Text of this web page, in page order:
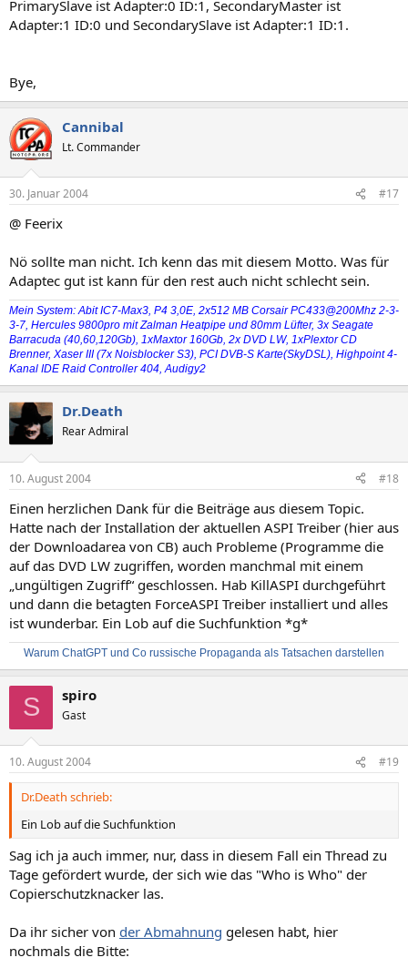
PrimarySlave ist Adapter:0 ID:1, SecondaryMaster ist
Adapter:1 ID:0 und SecondarySlave ist Adapter:1 ID:1.
Bye,
Cannibal
Lt. Commander
30. Januar 2004 #17
@ Feerix
Nö sollte man nicht. Ich kenn das mit diesem Motto. Was für
Adaptec gut ist kann für den rest auch nicht schlecht sein.
Mein System: Abit IC7-Max3, P4 3,0E, 2x512 MB Corsair PC433@200Mhz 2-3-
3-7, Hercules 9800pro mit Zalman Heatpipe und 80mm Lüfter, 3x Seagate
Barracuda (40,60,120Gb), 1xMaxtor 160Gb, 2x DVD LW, 1xPlextor CD
Brenner, Xaser III (7x Noisblocker S3), PCI DVB-S Karte(SkyDSL), Highpoint 4-
Kanal IDE Raid Controller 404, Audigy2
Dr.Death
Rear Admiral
10. August 2004 #18
Einen herzlichen Dank für die Beiträge aus diesem Topic.
Hatte nach der Installation der aktuellen ASPI Treiber (hier aus
der Downloadarea von CB) auch Probleme (Programme die
auf das DVD LW zugriffen, worden manchmal mit einem
„ungültigen Zugriff“ geschlossen. Hab KillASPI durchgeführt
und dann die betagten ForceASPI Treiber installiert und alles
ist wunderbar. Ein Lob auf die Suchfunktion *g*
Warum ChatGPT und Co russische Propaganda als Tatsachen darstellen
S spiro
Gast
10. August 2004 #19
Dr.Death schrieb:
Ein Lob auf die Suchfunktion
Sag ich ja auch immer, nur, dass in diesem Fall ein Thread zu
Tage gefördert wurde, der sich wie das "Who is Who" der
Copierschutzknacker las.
Da ihr sicher von der Abmahnung gelesen habt, hier
nochmals die Bitte: